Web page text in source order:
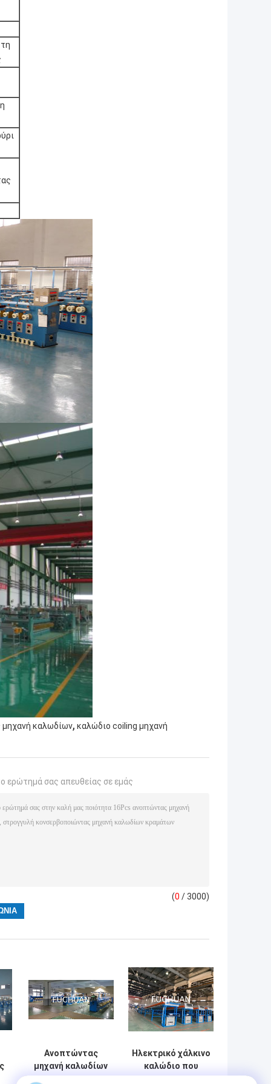
μηχανή καλωδίων, καλώδιο coiling μηχανή
ερώτημά σας απευθείας σε εμάς
(0 / 3000)
Ανοπτώντας
μηχανή καλωδίων
καυτής εμβύθισης
Ηλεκτρικό χάλκινο
καλώδιο που
κουλουριάζει τη